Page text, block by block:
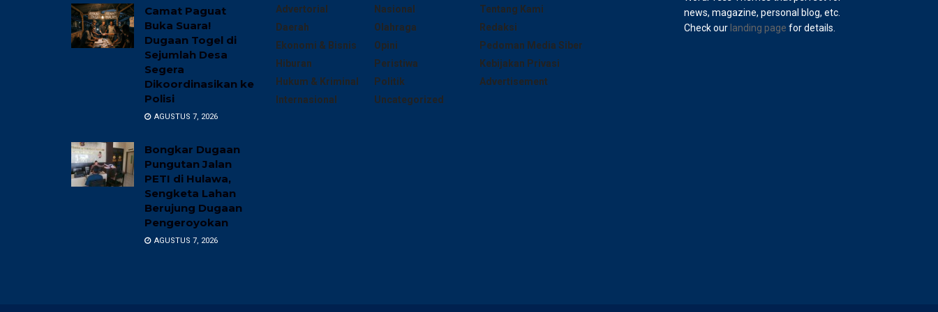
Camat Paguat
Buka Suara!
Dugaan Togel di
Sejumlah Desa
Segera
Dikoordinasikan ke
Polisi
AGUSTUS 7, 2026
Bongkar Dugaan
Pungutan Jalan
PETI di Hulawa,
Sengketa Lahan
Berujung Dugaan
Pengeroyokan
AGUSTUS 7, 2026
Advertorial
Daerah
Ekonomi & Bisnis
Hiburan
Hukum & Kriminal
Internasional
Nasional
Olahraga
Opini
Peristiwa
Politik
Uncategorized
Tentang Kami
Redaksi
Pedoman Media Siber
Kebijakan Privasi
Advertisement
news, magazine, personal blog, etc.
Check our landing page for details.